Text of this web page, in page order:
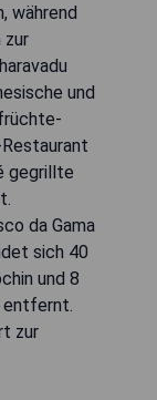
während
zur
und
gegrillte
da Gama
sich 40
und 8
entfernt.
zur